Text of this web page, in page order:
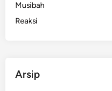
Musibah
Reaksi
Arsip